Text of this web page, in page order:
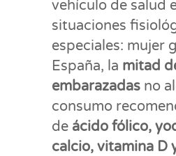
vehículo de salud
situaciones
especiales: mujer
España, la mitad
embarazadas no
consumo
de ácido fólico,
calcio, vitamina D